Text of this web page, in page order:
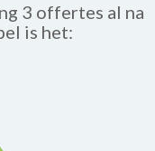
3 offertes al na
is het: